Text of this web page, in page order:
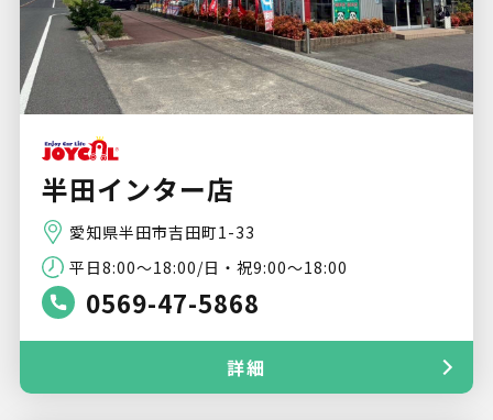
半田インター店
愛知県半田市吉田町1-33
平日8:00～18:00/日・祝9:00～18:00
0569-47-5868
詳細